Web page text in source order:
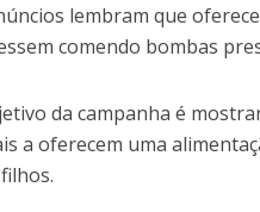
lembram que
comendo bombas
da campanha é
a oferecem uma